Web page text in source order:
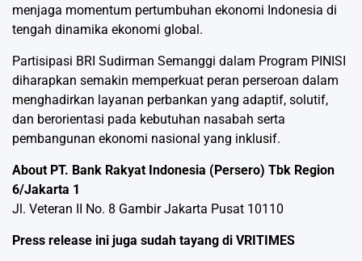
menjaga momentum pertumbuhan ekonomi Indonesia di
tengah dinamika ekonomi global.
Partisipasi BRI Sudirman Semanggi dalam Program PINISI
diharapkan semakin memperkuat peran perseroan dalam
menghadirkan layanan perbankan yang adaptif, solutif,
dan berorientasi pada kebutuhan nasabah serta
pembangunan ekonomi nasional yang inklusif.
About PT. Bank Rakyat Indonesia (Persero) Tbk Region
6/Jakarta 1
Jl. Veteran II No. 8 Gambir Jakarta Pusat 10110
Press release ini juga sudah tayang di VRITIMES